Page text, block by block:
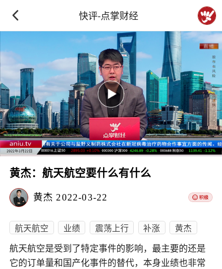
快评-点掌财经
黄杰：航天航空要什么有什么
黄杰 2022-03-22
航天航空 业绩 震荡上行 补涨 黄杰
航天航空是受到了特定事件的影响，最主要的还是
它的订单量和国产化事件的替代，本身业绩也非常